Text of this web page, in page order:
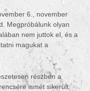
6., november
Megpróbálunk olyan
nem juttok el, és a
magukat a
részben a
ismét sikerült